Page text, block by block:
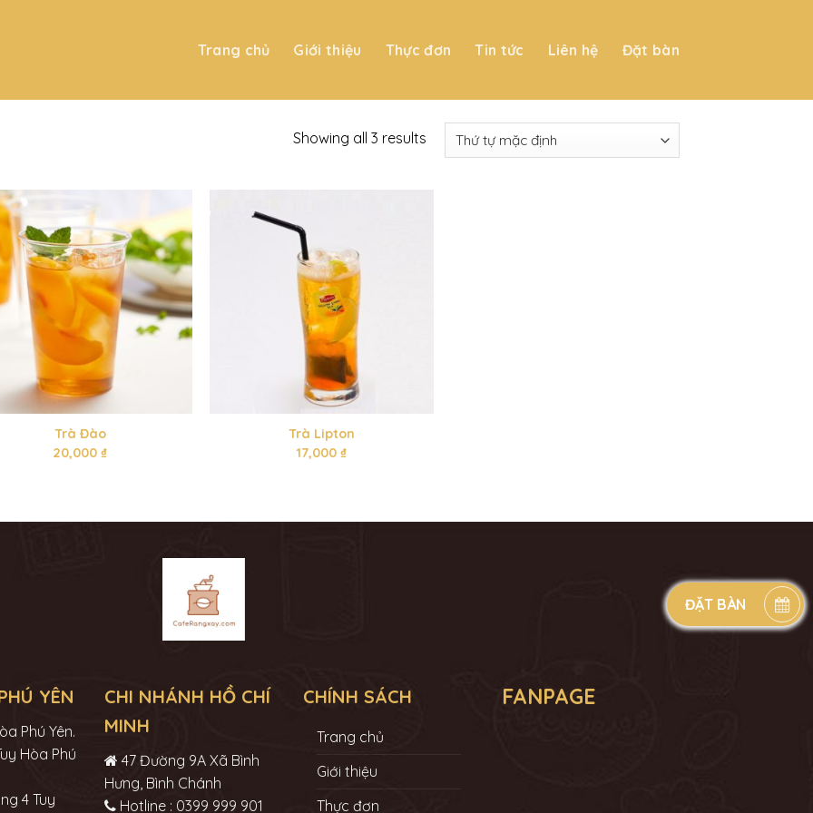
Trang chủ Giới thiệu Thực đơn Tin tức Liên hệ Đặt bàn
Showing all 3 results
Trà Đào
20,000₫
Trà Lipton
17,000₫
YÊN
Phú Yên.
Hòa Phú
4 Tuy
CHI NHÁNH HỒ CHÍ
MINH
47 Đường 9A Xã Bình
Hưng, Bình Chánh
Hotline : 0399 999 901
CHÍNH SÁCH
Trang chủ
Giới thiệu
Thực đơn
FANPAGE
ĐẶT BÀN